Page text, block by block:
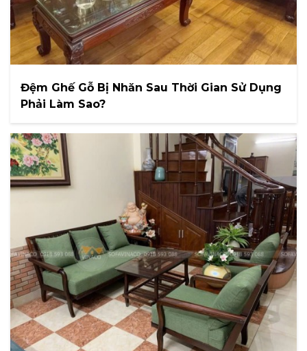
Đệm Ghế Gỗ Bị Nhăn Sau Thời Gian Sử Dụng
Phải Làm Sao?